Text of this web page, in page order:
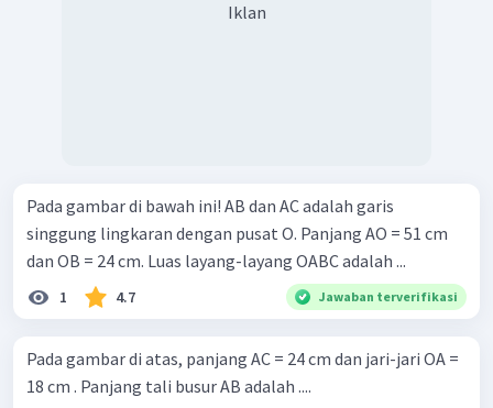
Iklan
Pada gambar di bawah ini! AB dan AC adalah garis
singgung lingkaran dengan pusat O. Panjang AO = 51 cm
dan OB = 24 cm. Luas layang-layang OABC adalah ...
1 4.7 Jawaban terverifikasi
Pada gambar di atas, panjang AC = 24 cm dan jari-jari OA =
18 cm . Panjang tali busur AB adalah ....